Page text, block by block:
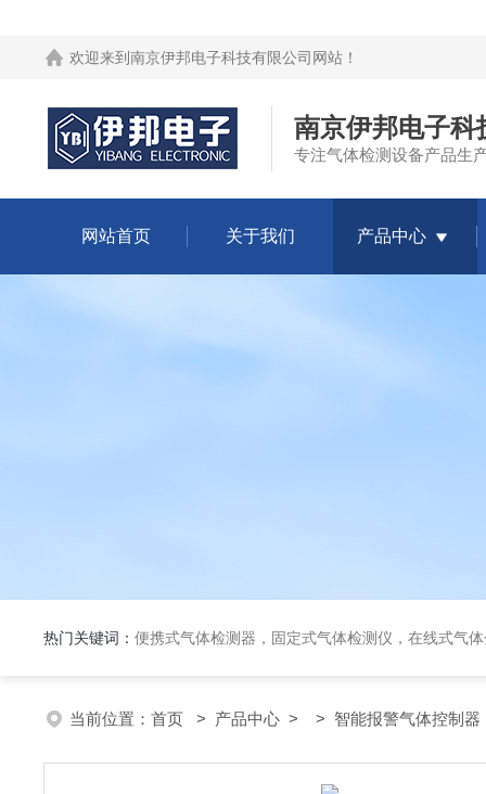
欢迎来到 南京伊邦电子科技有限公司网站 ！
南京伊邦电子科
专注气体检测设备产品生
网站首页 关于我们 产品中心
热门关键词： 便携式气体检测器，固定式气体检测仪，在线式气
当前位置： 首页 > 产品中心 > > 智能报警气体控制器